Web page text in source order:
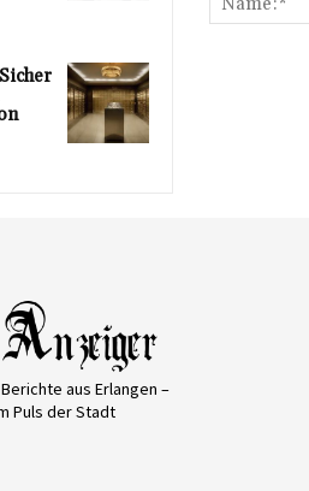
aus Erlangen –
Puls der Stadt